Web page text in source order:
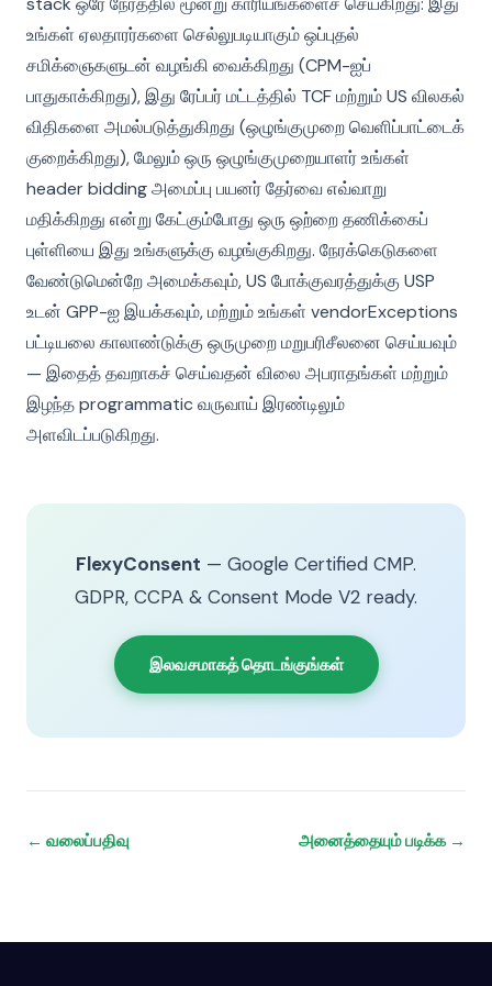
உங்கள் ஏலதாரர்களை செல்லுபடியாகும் ஒப்புதல்
சமிக்ஞைகளுடன் வழங்கி வைக்கிறது (CPM-ஐப்
பாதுகாக்கிறது), இது ரேப்பர் மட்டத்தில் TCF மற்றும் US விலகல்
விதிகளை அமல்படுத்துகிறது (ஒழுங்குமுறை வெளிப்பாட்டைக்
குறைக்கிறது), மேலும் ஒரு ஒழுங்குமுறையாளர் உங்கள்
header bidding அமைப்பு பயனர் தேர்வை எவ்வாறு
மதிக்கிறது என்று கேட்கும்போது ஒரு ஒற்றை தணிக்கைப்
புள்ளியை இது உங்களுக்கு வழங்குகிறது. நேரக்கெடுகளை
வேண்டுமென்றே அமைக்கவும், US போக்குவரத்துக்கு USP
உடன் GPP-ஐ இயக்கவும், மற்றும் உங்கள் vendorExceptions
பட்டியலை காலாண்டுக்கு ஒருமுறை மறுபரிசீலனை செய்யவும்
— இதைத் தவறாகச் செய்வதன் விலை அபராதங்கள் மற்றும்
இழந்த programmatic வருவாய் இரண்டிலும்
அளவிடப்படுகிறது.
FlexyConsent — Google Certified CMP.
GDPR, CCPA & Consent Mode V2 ready.
இலவசமாகத் தொடங்குங்கள்
← வலைப்பதிவு அனைத்தையும் படிக்க →